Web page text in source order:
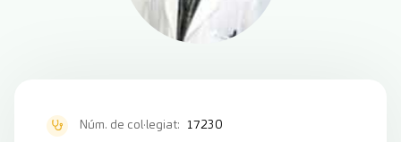
Núm. de col·legiat: 17230